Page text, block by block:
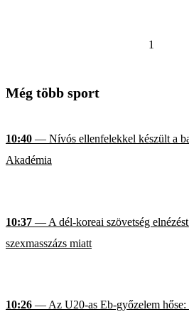
1
Még több sport
10:40 — Nívós ellenfelekkel készült a
Akadémia
10:37 — A dél-koreai szövetség
szexmasszázs miatt
10:26 — Az U20-as Eb-győzelem hőse: